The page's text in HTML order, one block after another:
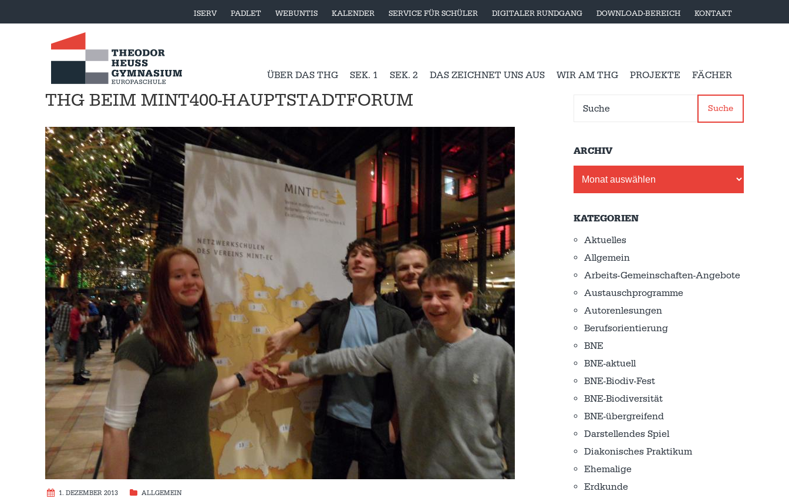
ISERV PADLET WEBUNTIS KALENDER SERVICE FÜR SCHÜLER DIGITALER RUNDGANG DOWNLOAD-BEREICH KONTAKT
ÜBER DAS THG SEK. 1 SEK. 2 DAS ZEICHNET UNS AUS WIR AM THG PROJEKTE FÄCHER
THG BEIM MINT400-HAUPTSTADTFORUM
1. DEZEMBER 2013 ALLGEMEIN
Suche
ARCHIV
KATEGORIEN
Aktuelles
Allgemein
Arbeits-Gemeinschaften-Angebote
Austausch­programme
Autorenlesungen
Berufsorientierung
BNE
BNE-aktuell
BNE-Biodiv-Fest
BNE-Biodiversität
BNE-übergreifend
Darstellendes Spiel
Diakonisches Praktikum
Ehemalige
Erdkunde